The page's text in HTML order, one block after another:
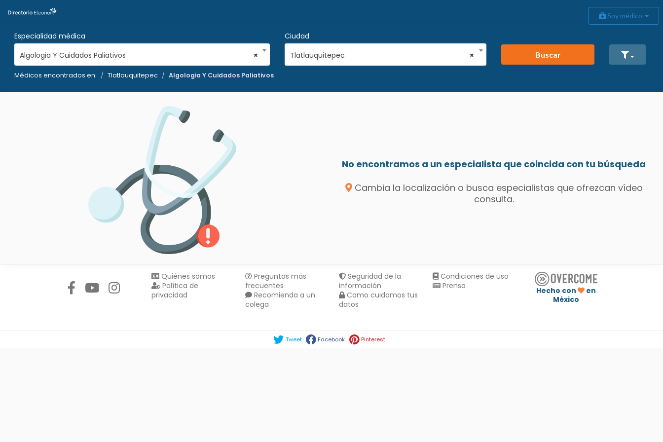
Soy médico
Especialidad médica
×
Algologia Y Cuidados Paliativos
Ciudad
×
Tlatlauquitepec Buscar
Médicos encontrados en: Tlatlauquitepec Algologia Y Cuidados Paliativos
No encontramos a un especialista que coincida con tu búsqueda
Cambia la localización o busca especialistas que ofrezcan vídeo
consulta.
Quiénes somos
Política de
privacidad
Preguntas más
frecuentes
Recomienda a un
colega
Seguridad de la
información
Como cuidamos tus
datos
Condiciones de uso
Prensa
Hecho con
en
México
Tweet Facebook Pinterest